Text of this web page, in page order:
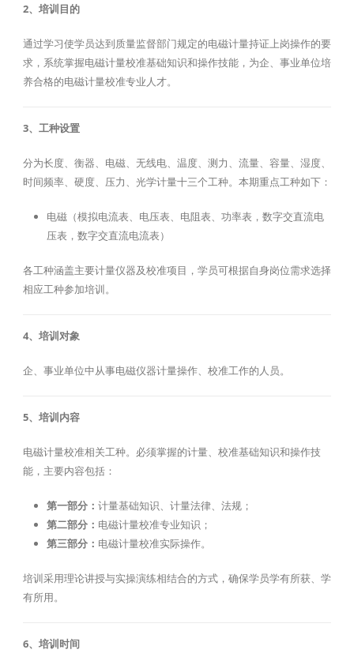
2、培训目的
通过学习使学员达到质量监督部门规定的电磁计量持证上岗操作的要
求，系统掌握电磁计量校准基础知识和操作技能，为企、事业单位培
养合格的电磁计量校准专业人才。
3、工种设置
分为长度、衡器、电磁、无线电、温度、测力、流量、容量、湿度、
时间频率、硬度、压力、光学计量十三个工种。本期重点工种如下：
电磁（模拟电流表、电压表、电阻表、功率表，数字交直流电
压表，数字交直流电流表）
各工种涵盖主要计量仪器及校准项目，学员可根据自身岗位需求选择
相应工种参加培训。
4、培训对象
企、事业单位中从事电磁仪器计量操作、校准工作的人员。
5、培训内容
电磁计量校准相关工种。必须掌握的计量、校准基础知识和操作技
能，主要内容包括：
第一部分： 计量基础知识、计量法律、法规；
第二部分： 电磁计量校准专业知识；
第三部分： 电磁计量校准实际操作。
培训采用理论讲授与实操演练相结合的方式，确保学员学有所获、学
有所用。
6、培训时间